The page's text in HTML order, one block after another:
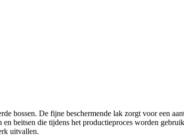
bossen. De fijne beschermende lak zorgt voor een
beitsen die tijdens het productieproces worden
uitvallen.